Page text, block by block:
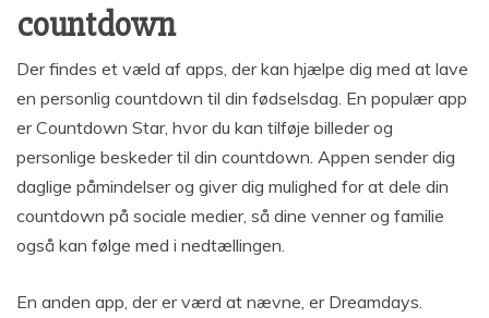
countdown
Der findes et væld af apps, der kan hjælpe dig med at lave
en personlig countdown til din fødselsdag. En populær app
er Countdown Star, hvor du kan tilføje billeder og
personlige beskeder til din countdown. Appen sender dig
daglige påmindelser og giver dig mulighed for at dele din
countdown på sociale medier, så dine venner og familie
også kan følge med i nedtællingen.
En anden app, der er værd at nævne, er Dreamdays.